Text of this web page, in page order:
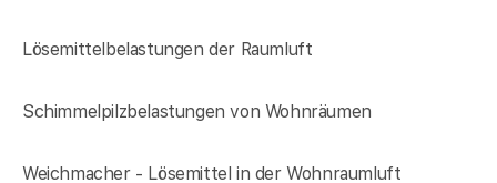
Lösemittelbelastungen der Raumluft
Schimmelpilzbelastungen von Wohnräumen
Weichmacher - Lösemittel in der Wohnraumluft